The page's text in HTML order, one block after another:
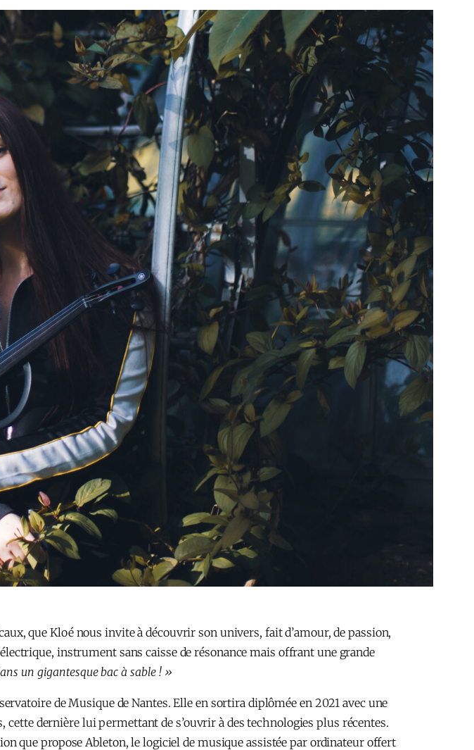
que Kloé nous invite à découvrir son univers, fait d’amour, de passion,
instrument sans caisse de résonance mais offrant une grande
un gigantesque bac à sable ! »
de Musique de Nantes. Elle en sortira diplômée en 2021 avec une
dernière lui permettant de s’ouvrir à des technologies plus récentes.
que propose Ableton, le logiciel de musique assistée par ordinateur offert